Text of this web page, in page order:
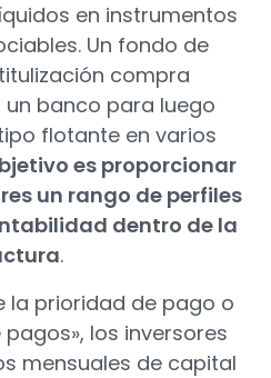
en instrumentos
Un fondo de
compra
banco para luego
flotante en varios
es proporcionar
un rango de perfiles
dentro de la
.
la prioridad de pago o
los inversores
mensuales de capital